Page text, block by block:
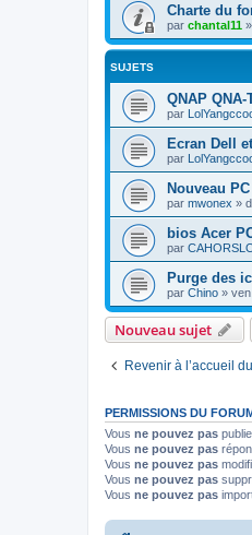
Charte du
par chantal11 »
SUJETS
QNAP
par
Ecran Dell
par
Nouveau
par mwonex »
bios Acer
par
Purge des
par Chino »
Nouveau sujet
Revenir à l’accueil
PERMISSIONS DU
Vous ne pouvez pas
Vous ne pouvez pas
Vous ne pouvez pas
Vous ne pouvez pas
Vous ne pouvez pas